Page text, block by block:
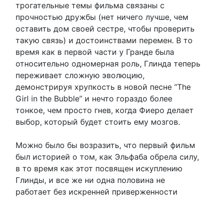
трогательные темы фильма связаны с
прочностью дружбы (нет ничего лучше, чем
оставить дом своей сестре, чтобы проверить
такую связь) и достоинствами перемен. В то
время как в первой части у Гранде была
относительно одномерная роль, Глинда теперь
переживает сложную эволюцию,
демонстрируя хрупкость в новой песне “The
Girl in the Bubble” и нечто гораздо более
тонкое, чем просто гнев, когда Фиеро делает
выбор, который будет стоить ему мозгов.
Можно было бы возразить, что первый фильм
был историей о том, как Эльфаба обрела силу,
в то время как этот посвящен искуплению
Глинды, и все же ни одна половина не
работает без искренней приверженности